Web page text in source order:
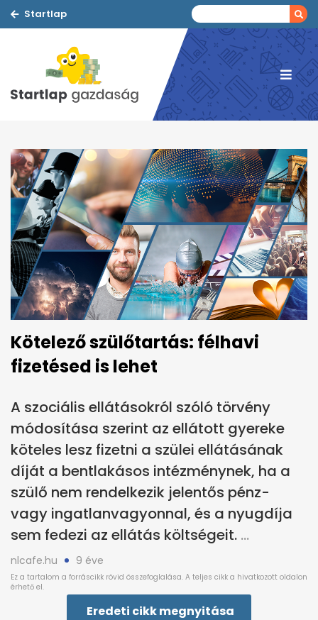
Startlap
Kötelező szülőtartás: félhavi
fizetésed is lehet
A szociális ellátásokról szóló törvény
módosítása szerint az ellátott gyereke
köteles lesz fizetni a szülei ellátásának
díját a bentlakásos intézménynek, ha a
szülő nem rendelkezik jelentős pénz-
vagy ingatlanvagyonnal, és a nyugdíja
sem fedezi az ellátás költségeit.
nlcafe.hu 9 éve
Eredeti cikk megnyitása